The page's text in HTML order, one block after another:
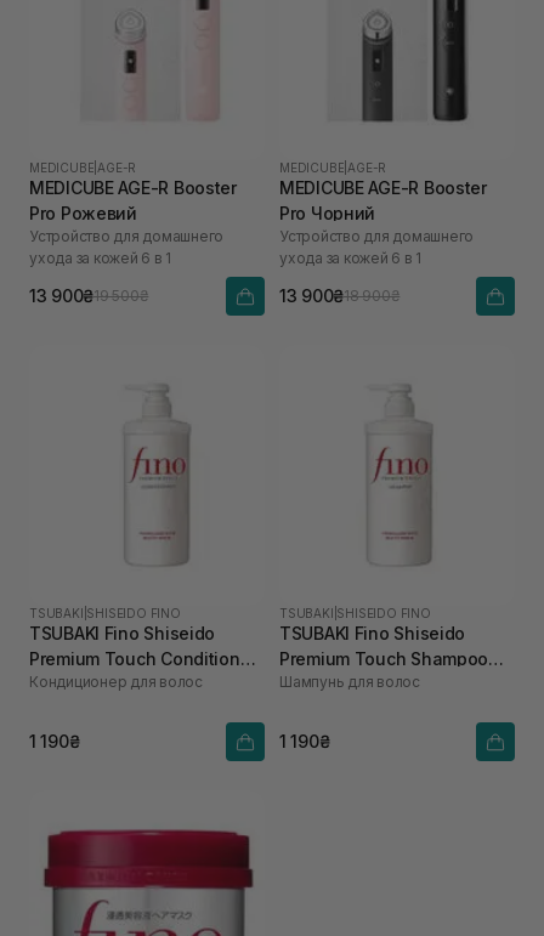
MEDICUBE AGE-R
MEDICUBE AGE-R Booster
Pro Рожевий
Устройство для домашнего
ухода за кожей 6 в 1
13 900₴19 500₴
MEDICUBE AGE-R
MEDICUBE AGE-R Booster
Pro Чорний
Устройство для домашнего
ухода за кожей 6 в 1
13 900₴18 900₴
TSUBAKI SHISEIDO FINO
TSUBAKI Fino Shiseido
Premium Touch Conditioner
550 мл
Кондиционер для волос
1 190₴
TSUBAKI SHISEIDO FINO
TSUBAKI Fino Shiseido
Premium Touch Shampoo
550 мл
Шампунь для волос
1 190₴